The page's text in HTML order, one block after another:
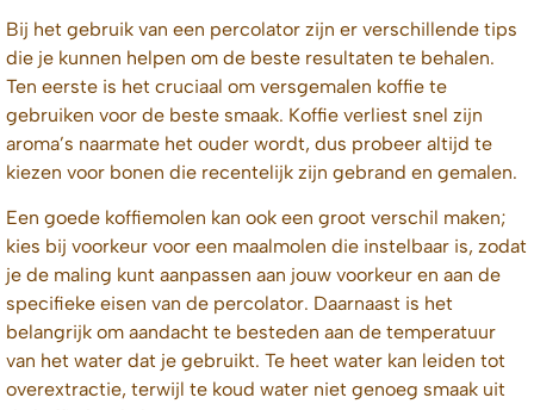
Bij het gebruik van een percolator zijn er verschillende tips
die je kunnen helpen om de beste resultaten te behalen.
Ten eerste is het cruciaal om versgemalen koffie te
gebruiken voor de beste smaak. Koffie verliest snel zijn
aroma’s naarmate het ouder wordt, dus probeer altijd te
kiezen voor bonen die recentelijk zijn gebrand en gemalen.
Een goede koffiemolen kan ook een groot verschil maken;
kies bij voorkeur voor een maalmolen die instelbaar is, zodat
je de maling kunt aanpassen aan jouw voorkeur en aan de
specifieke eisen van de percolator. Daarnaast is het
belangrijk om aandacht te besteden aan de temperatuur
van het water dat je gebruikt. Te heet water kan leiden tot
overextractie, terwijl te koud water niet genoeg smaak uit